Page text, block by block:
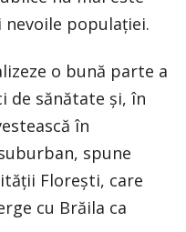
populației.
o bună parte a
de sănătate și, în
în
spune
Florești, care
cu Brăila ca